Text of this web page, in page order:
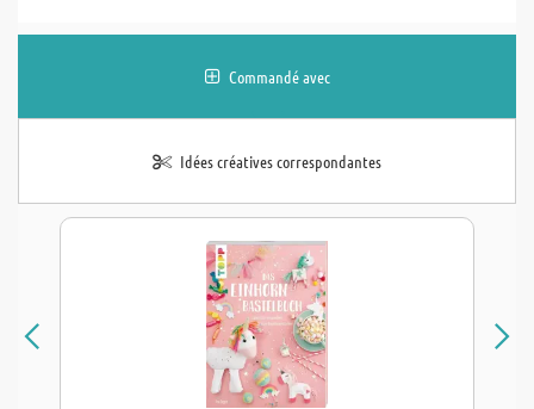
Commandé avec
Idées créatives correspondantes